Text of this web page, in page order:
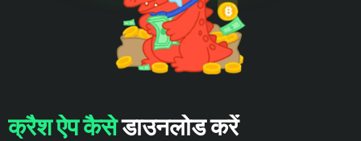
क्रैश ऐप कैसेडाउनलोड करें